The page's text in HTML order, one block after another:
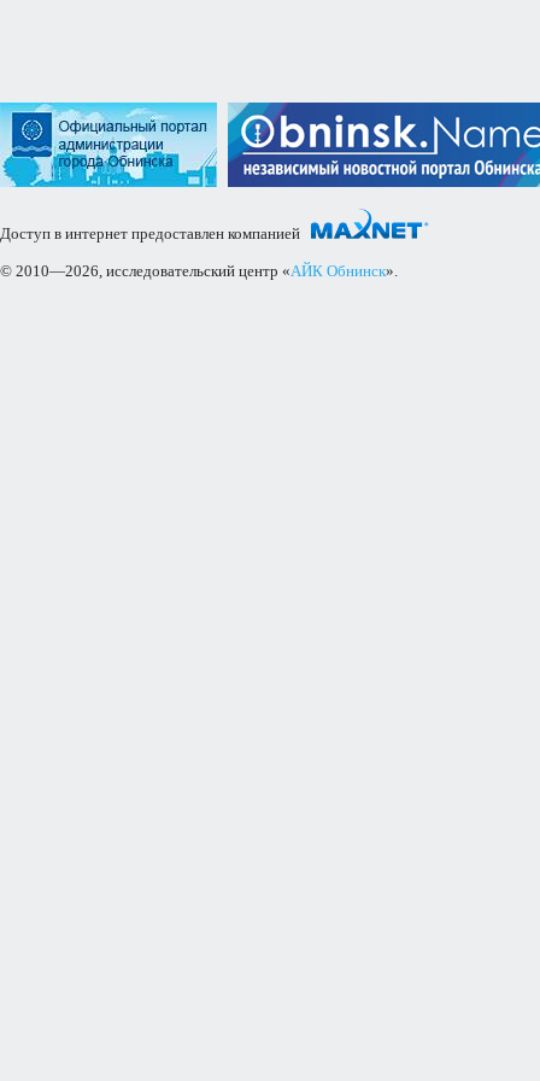
Доступ в интернет предоставлен компанией
© 2010—2026, исследовательский центр «АЙК Обнинск».